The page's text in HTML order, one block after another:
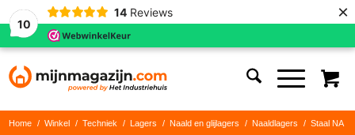
10
14 Reviews ×
Home / Winkel / Techniek / Lagers / Naald en glijlagers / Naaldlagers / Staal NA